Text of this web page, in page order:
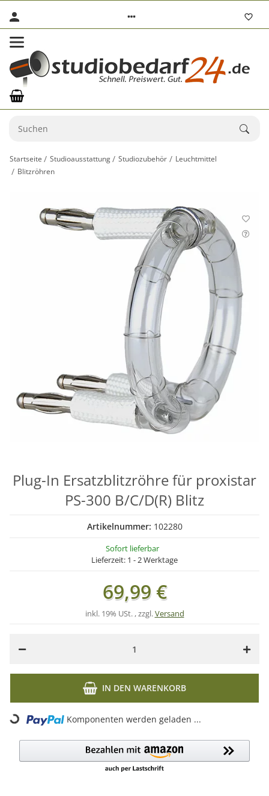
Startseite Studioausstattung Studiozubehör
Leuchtmittel
Blitzröhren
Plug-In Ersatzblitzröhre für proxistar
PS-300 B/C/D(R) Blitz
Artikelnummer: 102280
Sofort lieferbar
Lieferzeit: 1 - 2 Werktage
69,99 €
inkl. 19% USt. , zzgl.Versand
IN DEN WARENKORB
Loading... Komponenten werden geladen ...